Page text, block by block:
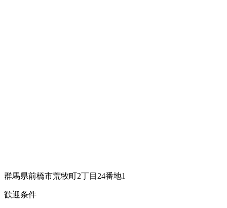
群馬県前橋市荒牧町2丁目24番地1
歓迎条件